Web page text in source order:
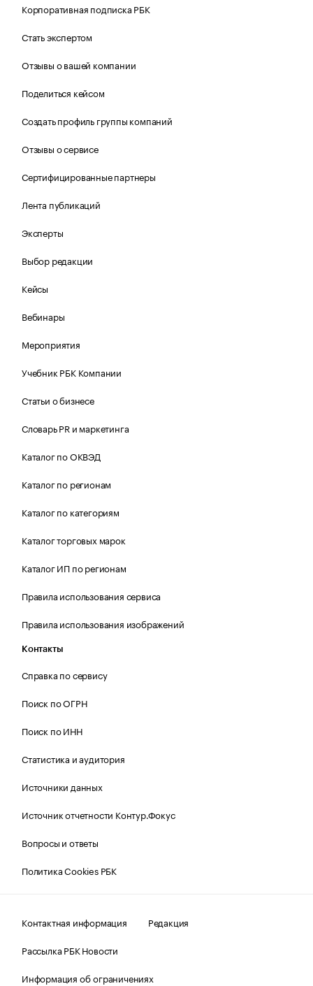
Корпоративная подписка РБК
Стать экспертом
Отзывы о вашей компании
Поделиться кейсом
Создать профиль группы компаний
Отзывы о сервисе
Сертифицированные партнеры
Лента публикаций
Эксперты
Выбор редакции
Кейсы
Вебинары
Мероприятия
Учебник РБК Компании
Статьи о бизнесе
Словарь PR и маркетинга
Каталог по ОКВЭД
Каталог по регионам
Каталог по категориям
Каталог торговых марок
Каталог ИП по регионам
Правила использования сервиса
Правила использования изображений
Контакты
Справка по сервису
Поиск по ОГРН
Поиск по ИНН
Статистика и аудитория
Источники данных
Источник отчетности Контур.Фокус
Вопросы и ответы
Политика Cookies РБК
Контактная информация
Редакция
Рассылка РБК Новости
Информация об ограничениях